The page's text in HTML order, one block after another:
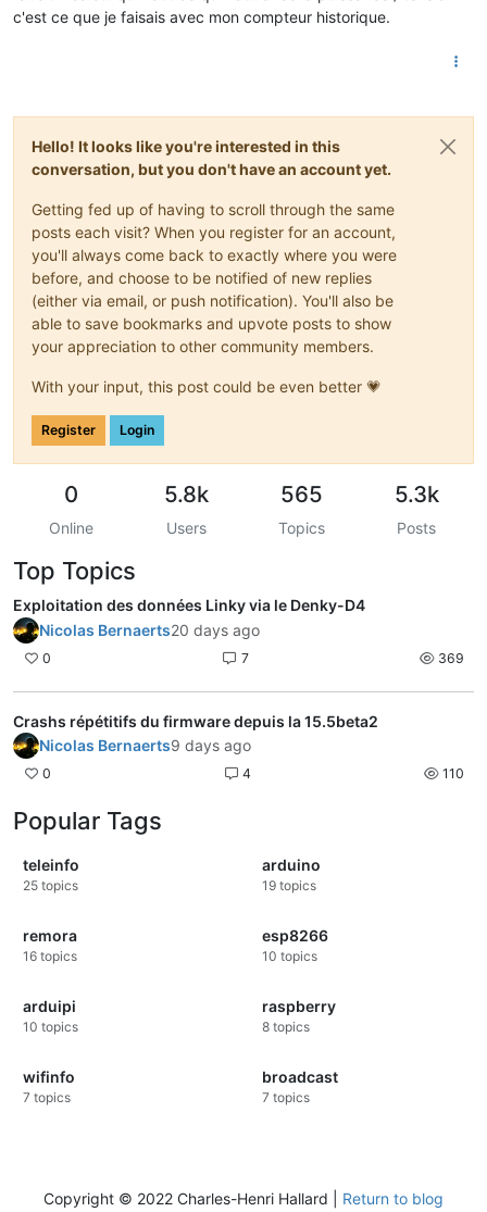
c'est ce que je faisais avec mon compteur historique.
Hello! It looks like you're interested in this
conversation, but you don't have an account yet.
Getting fed up of having to scroll through the same
posts each visit? When you register for an account,
you'll always come back to exactly where you were
before, and choose to be notified of new replies
(either via email, or push notification). You'll also be
able to save bookmarks and upvote posts to show
your appreciation to other community members.
With your input, this post could be even better 💗
Register Login
0
Online
5.8k
Users
565
Topics
5.3k
Posts
Top Topics
Exploitation des données Linky via le Denky-D4
Nicolas Bernaerts20 days ago
0 7 369
Crashs répétitifs du firmware depuis la 15.5beta2
Nicolas Bernaerts9 days ago
0 4 110
Popular Tags
teleinfo
25 topics
arduino
19 topics
remora
16 topics
esp8266
10 topics
arduipi
10 topics
raspberry
8 topics
wifinfo
7 topics
broadcast
7 topics
Copyright © 2022 Charles-Henri Hallard | Return to blog